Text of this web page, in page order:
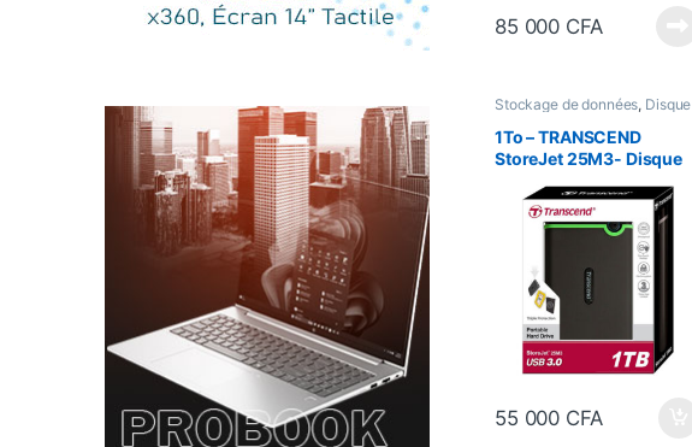
85 000 CFA
Stockage de données, Disque
1To – TRANSCEND
StoreJet 25M3- Disque
dure externe, Antichoc,
USB 3.1
55 000 CFA